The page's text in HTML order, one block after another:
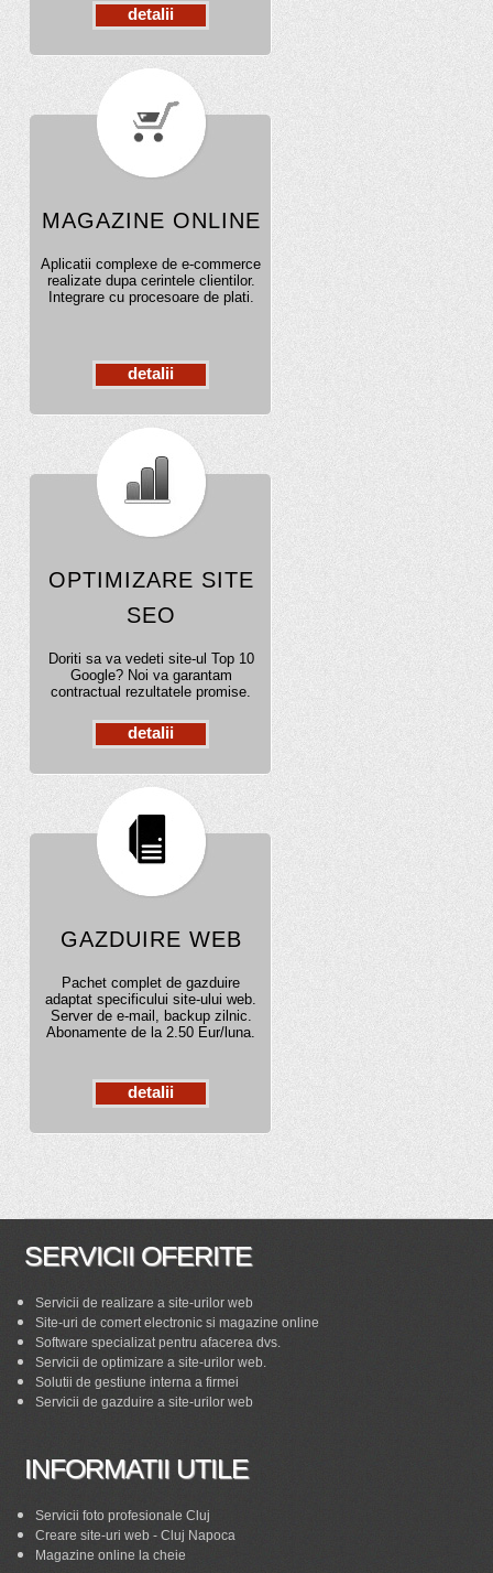
detalii
MAGAZINE ONLINE
Aplicatii complexe de e-commerce
realizate dupa cerintele clientilor.
Integrare cu procesoare de plati.
detalii
OPTIMIZARE SITE
SEO
Doriti sa va vedeti site-ul Top 10
Google? Noi va garantam
contractual rezultatele promise.
detalii
GAZDUIRE WEB
Pachet complet de gazduire
adaptat specificului site-ului web.
Server de e-mail, backup zilnic.
Abonamente de la 2.50 Eur/luna.
detalii
SERVICII OFERITE
Servicii de realizare a site-urilor web
Site-uri de comert electronic si magazine online
Software specializat pentru afacerea dvs.
Servicii de optimizare a site-urilor web.
Solutii de gestiune interna a firmei
Servicii de gazduire a site-urilor web
INFORMATII UTILE
Servicii foto profesionale Cluj
Creare site-uri web - Cluj Napoca
Magazine online la cheie